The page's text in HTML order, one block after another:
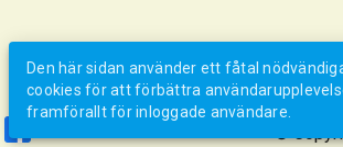
©
Den här sidan använder ett fåtal
cookies för att förbättra
framförallt för inloggade användare.